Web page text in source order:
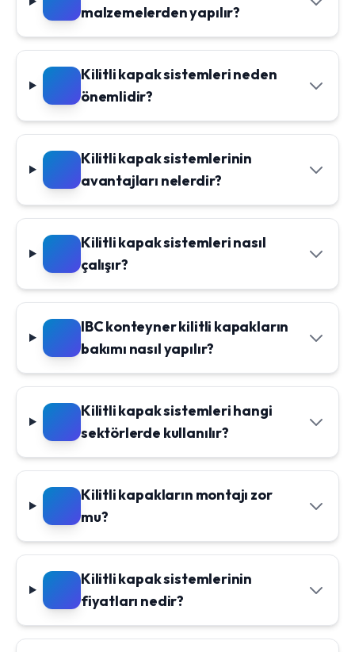
malzemelerden yapılır?
Kilitli kapak sistemleri neden
önemlidir?
Kilitli kapak sistemlerinin
avantajları nelerdir?
Kilitli kapak sistemleri nasıl
çalışır?
IBC konteyner kilitli kapakların
bakımı nasıl yapılır?
Kilitli kapak sistemleri hangi
sektörlerde kullanılır?
Kilitli kapakların montajı zor
mu?
Kilitli kapak sistemlerinin
fiyatları nedir?